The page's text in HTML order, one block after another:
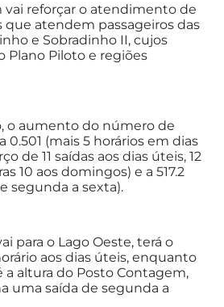
reforçar o atendimento de
que atendem passageiros das
e Sobradinho II, cujos
Plano Piloto e regiões
o aumento do número de
0.501 (mais 5 horários em dias
de 11 saídas aos dias úteis, 12
10 aos domingos) e a 517.2
segunda a sexta).
para o Lago Oeste, terá o
aos dias úteis, enquanto
a altura do Posto Contagem,
uma saída de segunda a